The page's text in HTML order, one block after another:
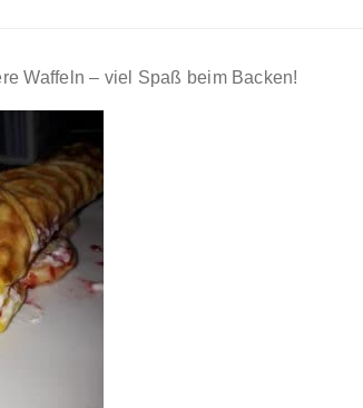
Waffeln – viel Spaß beim Backen!